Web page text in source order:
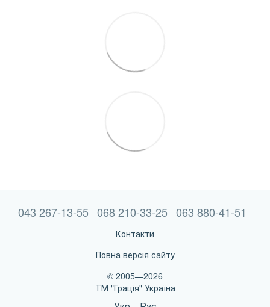
043 267-13-55 068 210-33-25 063 880-41-51
Контакти
Повна версія сайту
© 2005—2026
ТМ "Грація" Україна